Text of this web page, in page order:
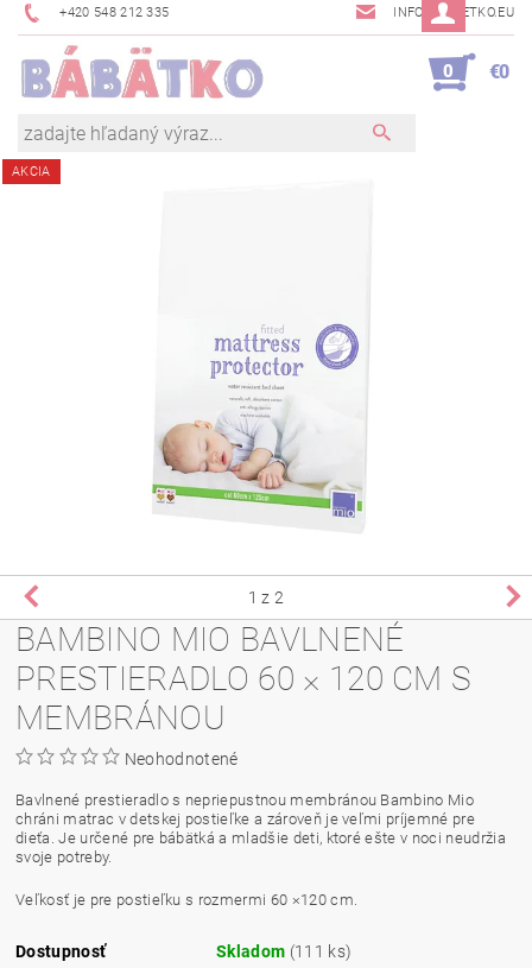
+420 548 212 335 INFO@BABETKO.EU
0 €0
AKCIA
1 z 2
BAMBINO MIO BAVLNENÉ
PRESTIERADLO 60 × 120 CM S
MEMBRÁNOU
Neohodnotené
Bavlnené prestieradlo s nepriepustnou membránou Bambino Mio
chráni matrac v detskej postieľke a zároveň je veľmi príjemné pre
dieťa. Je určené pre bábätká a mladšie deti, ktoré ešte v noci neudržia
svoje potreby.
Veľkosť je pre postieľku s rozmermi 60 ×120 cm.
Dostupnosť Skladom (111 ks)